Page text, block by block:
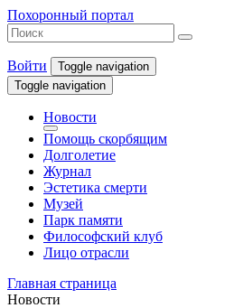
Похоронный портал
Войти
Toggle navigation
Toggle navigation
Новости
Помощь скорбящим
Долголетие
Журнал
Эстетика смерти
Музей
Парк памяти
Философский клуб
Лицо отрасли
Главная страница
Новости